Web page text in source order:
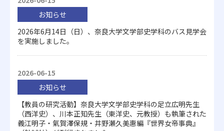
お知らせ
2026年6月14日（日）、奈良大学文学部史学科のバス見学会
を実施しました。
2026-06-15
お知らせ
【教員の研究活動】奈良大学文学部史学科の足立広明先生
（西洋史）、川本正知先生（東洋史、元教授）も執筆された
義江明子・氣賀澤保規・井野瀬久美惠編『世界女帝事典』